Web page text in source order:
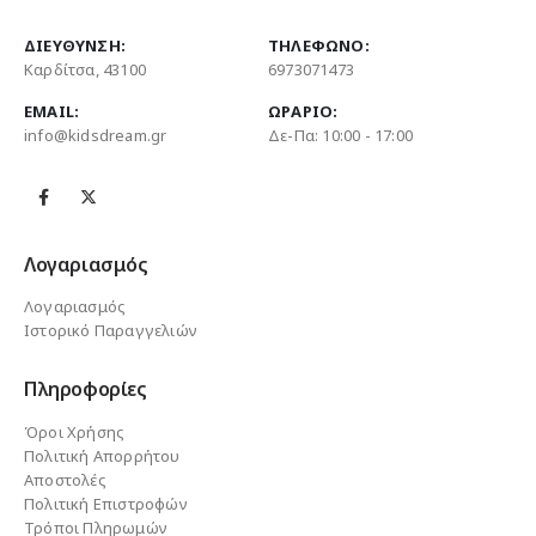
ΔΙΕΎΘΥΝΣΗ:
Καρδίτσα, 43100
ΤΗΛΈΦΩΝΟ:
6973071473
EMAIL:
info@kidsdream.gr
ΩΡΆΡΙΟ:
Δε-Πα: 10:00 - 17:00
Λογαριασμός
Λογαριασμός
Ιστορικό Παραγγελιών
Πληροφορίες
Όροι Χρήσης
Πολιτική Απορρήτου
Αποστολές
Πολιτική Επιστροφών
Τρόποι Πληρωμών